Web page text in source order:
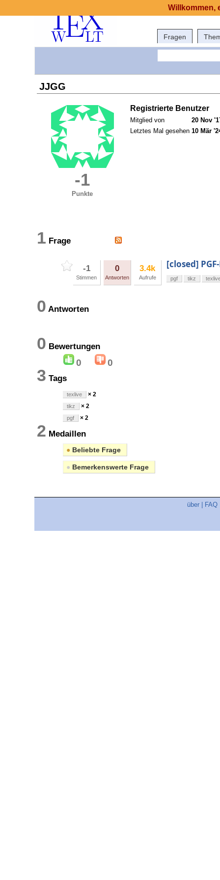
Fragen
JJGG
-1
Punkte
Registrierte Benutzer
Mitglied von
20 Nov
Letztes Mal gesehen 10 Mär
1 Frage
-1
Stimmen
0
Antworten
3.4k
Aufrufe
[closed]
pgf tikz
0 Antworten
0 Bewertungen
0 0
3 Tags
texlive × 2
tikz × 2
pgf × 2
2 Medaillen
● Beliebte Frage
● Bemerkenswerte Frage
über FAQ
Willkommen,